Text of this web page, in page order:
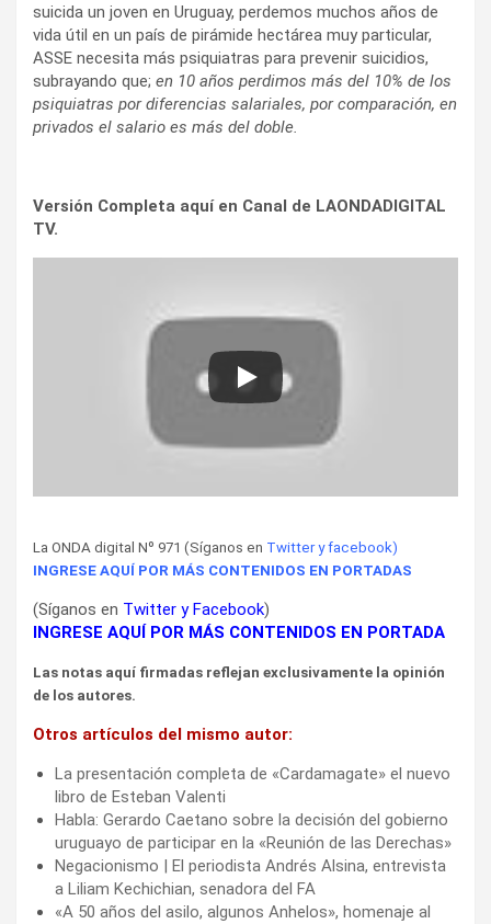
suicida un joven en Uruguay, perdemos muchos años de
vida útil en un país de pirámide hectárea muy particular,
ASSE necesita más psiquiatras para prevenir suicidios,
subrayando que; en 10 años perdimos más del 10% de los
psiquiatras por diferencias salariales, por comparación, en
privados el salario es más del doble.
Versión Completa aquí en Canal de LAONDADIGITAL
TV.
La ONDA digital Nº 971 (Síganos en Twitteryfacebook)
INGRESE AQUÍ POR MÁS CONTENIDOS EN PORTADAS
(Síganos en Twitter yFacebook)
INGRESE AQUÍ POR MÁS CONTENIDOS EN PORTADA
Las notas aquí firmadas reflejan exclusivamente la opinión
de los autores.
Otros artículos del mismo autor:
La presentación completa de «Cardamagate» el nuevo
libro de Esteban Valenti
Habla: Gerardo Caetano sobre la decisión del gobierno
uruguayo de participar en la «Reunión de las Derechas»
Negacionismo | El periodista Andrés Alsina, entrevista
a Liliam Kechichian, senadora del FA
«A 50 años del asilo, algunos Anhelos», homenaje al